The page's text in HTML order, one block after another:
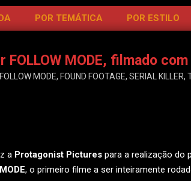
POR TEMÁTICA POR ESTILO
MODE, filmado
FOLLOW MODE, FOUND FOOTAGE, SERIAL KILLER,
a Protagonist Pictures para a realização do
, o primeiro filme a ser inteiramente